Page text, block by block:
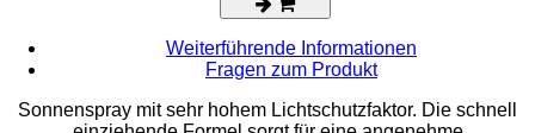
Weiterführende Informationen
Fragen zum Produkt
​Sonnenspray mit sehr hohem Lichtschutzfaktor. Die schnell